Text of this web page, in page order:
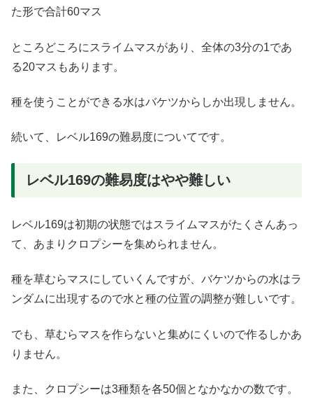
た形で合計60マス
ところどころにスライムマスがあり、全体の3分の1であ
る20マスもあります。
種を使うことができる水はバケツからしか出現しません。
続いて、レベル169の難易度についてです。
レベル169の難易度はやや難しい
レベル169は初期の状態ではスライムマスがたくさんあっ
て、あまりクロプシーを集められません。
種を草むらマスにしていくんですが、バケツからの水はラ
ンダムに出現するので水と種の位置の調整が難しいです。
でも、草むらマスを作らないと集めにくいので作るしかあ
りません。
また、クロプシーは3種類を各50個となかなかの数です。